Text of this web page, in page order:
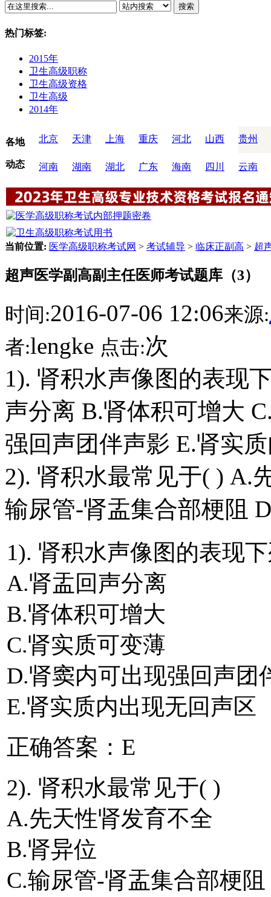
搜索
热门标签:
2015年
卫生高级职称
卫生高级资格
卫生高级
2014年
各地
动态
北京 天津 上海 重庆 河北 山西 贵州
河南 湖南 湖北 广东 海南 四川 云南
当前位置: 医学高级职称考试网 > 考试辅导 > 临床正副高 > 超
超声医学副高副主任医师考试题库（3）
时间:2016-07-06 12:06来源:
者:lengke 点击:次
1). 肾积水声像图的表现
声分离 B.肾体积可增大
强回声团伴声影 E.肾实
2). 肾积水最常见于( ) A.
输尿管-肾盂集合部梗阻
1). 肾积水声像图的表现
A.肾盂回声分离
B.肾体积可增大
C.肾实质可变薄
D.肾窦内可出现强回声团
E.肾实质内出现无回声区
正确答案：E
2). 肾积水最常见于( )
A.先天性肾发育不全
B.肾异位
C.输尿管-肾盂集合部梗阻